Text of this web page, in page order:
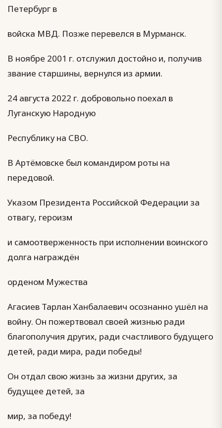
Петербург в
войска МВД. Позже перевелся в Мурманск.
В ноябре 2001 г. отслужил достойно и, получив
звание старшины, вернулся из армии.
24 августа 2022 г. добровольно поехал в
Луганскую Народную
Республику на СВО.
В Артёмовске был командиром роты на
передовой.
Указом Президента Российской Федерации за
отвагу, героизм
и самоотверженность при исполнении воинского
долга награждён
орденом Мужества
Агасиев Тарлан Ханбалаевич осознанно ушёл на
войну. Он пожертвовал своей жизнью ради
благополучия других, ради счастливого будущего
детей, ради мира, ради победы!
Он отдал свою жизнь за жизни других, за
будущее детей, за
мир, за победу!